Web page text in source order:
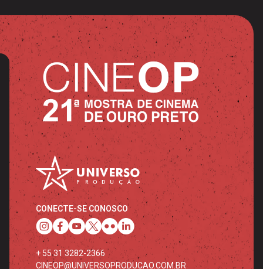
CONECTE-SE CONOSCO
+ 55 31 3282-2366
CINEOP@UNIVERSOPRODUCAO.COM.BR